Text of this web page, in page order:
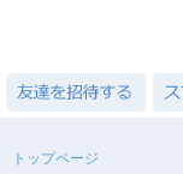
トップページ